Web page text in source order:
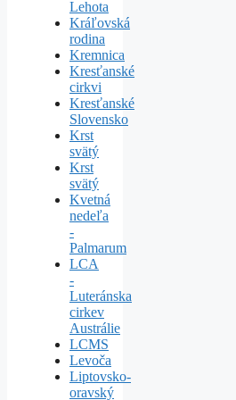
Lehota
Kráľovská
rodina
Kremnica
Kresťanské
cirkvi
Kresťanské
Slovensko
Krst
svätý
Krst
svätý
Kvetná
nedeľa
-
Palmarum
LCA
-
Luteránska
cirkev
Austrálie
LCMS
Levoča
Liptovsko-
oravský